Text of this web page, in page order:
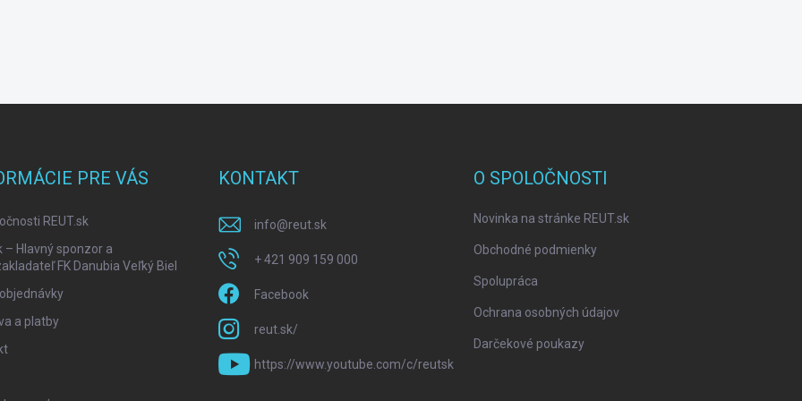
PRE VÁS
REUT.sk
– Hlavný sponzor a
FK Danubia Veľký Biel
a platby
KONTAKT
info@reut.sk
+ 421 909 159 000
Facebook
reut.sk/
https://www.youtube.com/c/reutsk
O SPOLOČNOSTI
Novinka na stránke REUT.sk
Obchodné podmienky
Spolupráca
Ochrana osobných údajov
Darčekové poukazy